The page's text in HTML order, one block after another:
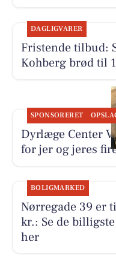
DAGLIGVARER
Fristende tilbud:
Kohberg brød til
SPONSORERET
Dyrlæge Center
for jer og jeres
BOLIGMARKED
Nørregade 39 er
kr.: Se de
her